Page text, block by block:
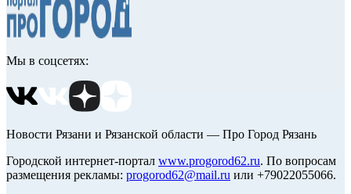
Мы в соцсетях:
Новости Рязани и Рязанской области — Про Город Рязань
Городской интернет-портал www.progorod62.ru. По вопросам
размещения рекламы: progorod62@mail.ru или +79022055066.